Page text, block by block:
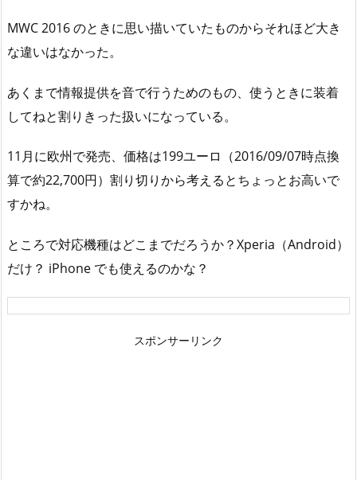
MWC 2016 のときに思い描いていたものからそれほど大き
な違いはなかった。
あくまで情報提供を音で行うためのもの、使うときに装着
してねと割りきった扱いになっている。
11月に欧州で発売、価格は199ユーロ（2016/09/07時点換
算で約22,700円）割り切りから考えるとちょっとお高いで
すかね。
ところで対応機種はどこまでだろうか？Xperia（Android）
だけ？ iPhone でも使えるのかな？
スポンサーリンク